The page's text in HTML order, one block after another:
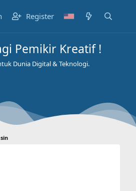
Register
Pemikir Kreatif !
Dunia Digital & Teknologi.